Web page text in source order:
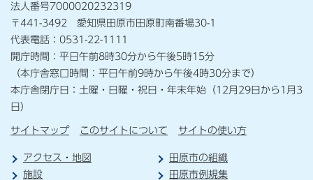
法人番号7000020232319
〒441-3492 愛知県田原市田原町南番場30-1
代表電話：0531-22-1111
開庁時間：平日午前8時30分から午後5時15分
（本庁舎窓口時間：平日午前9時から午後4時30分まで）
本庁舎閉庁日：土曜・日曜・祝日・年末年始（12月29日から1月3
日）
サイトマップ このサイトについて サイトの使い方
アクセス・地図
田原市の組織
施設
田原市例規集